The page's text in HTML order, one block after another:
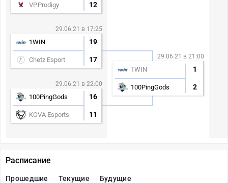
VP.Prodigy 12
29.06.21 в 17:25
1WIN 19
Chetz Esport 17
29.06.21 в 22:00
100PingGods 16
KOVA Esports 11
29.06.21 в 21:00
1WIN 1
100PingGods 2
Расписание
Прошедшие Текущие Будущие